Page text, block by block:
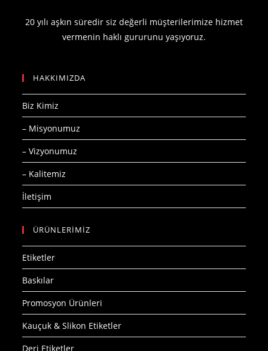
20 yılı aşkın süredir siz değerli müşterilerimize hizmet
vermenin haklı gururunu yaşıyoruz.
HAKKIMIZDA
Biz Kimiz
– Misyonumuz
– Vizyonumuz
– Kalitemiz
İletişim
ÜRÜNLERİMİZ
Etiketler
Baskılar
Promosyon Ürünleri
Kauçuk & Slikon Etiketler
Deri Etiketler